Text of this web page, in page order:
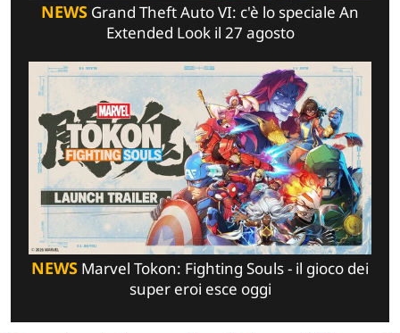
NEWS Grand Theft Auto VI: c'è lo speciale An
Extended Look il 27 agosto
NEWS Marvel Tokon: Fighting Souls - il gioco dei
super eroi esce oggi